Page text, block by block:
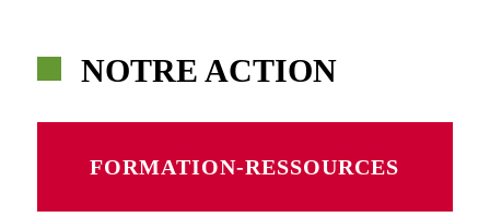
NOTRE ACTION
FORMATION-RESSOURCES